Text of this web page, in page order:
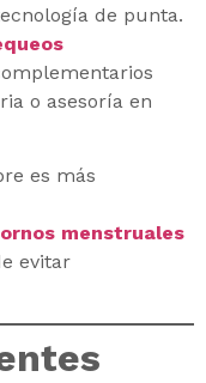
de punta.
o asesoría en
es más
menstruales
evitar